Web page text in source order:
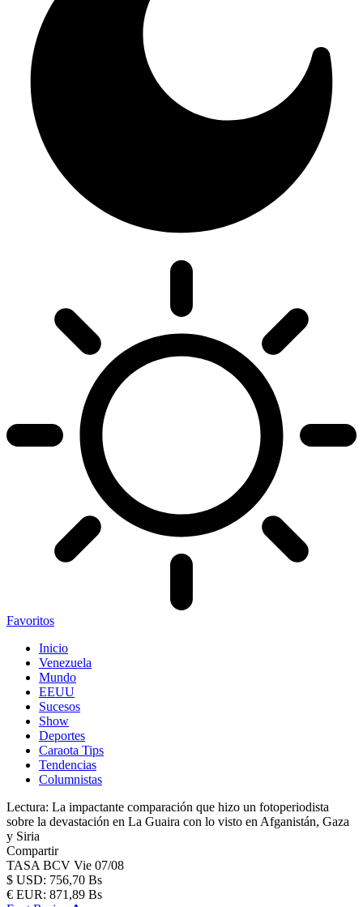
Favoritos
Inicio
Venezuela
Mundo
EEUU
Sucesos
Show
Deportes
Caraota Tips
Tendencias
Columnistas
Lectura: La impactante comparación que hizo un fotoperiodista
sobre la devastación en La Guaira con lo visto en Afganistán, Gaza
y Siria
Compartir
TASA BCV Vie 07/08
$ USD: 756,70 Bs
€ EUR: 871,89 Bs